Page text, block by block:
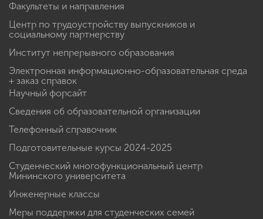
Факультеты и направления
Центр по трудоустройству выпускников и
социальному партнерству
Институт непрерывного образования
Электронная информационно-образовательная среда
+ заказ справок
Научный форсайт
Сведения об образовательной организации
Телефонный справочник
Подготовительные курсы 2024-2025
Студенческий многофункциональный центр
Мининского университета
Инженерные классы
Меры поддержки для студенческих семей